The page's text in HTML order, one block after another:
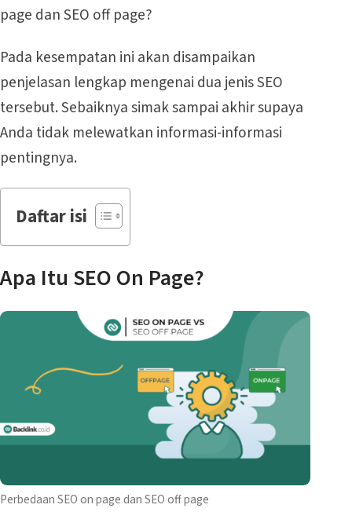
page dan SEO off page?
Pada kesempatan ini akan disampaikan
penjelasan lengkap mengenai dua jenis SEO
tersebut. Sebaiknya simak sampai akhir supaya
Anda tidak melewatkan informasi-informasi
pentingnya.
Daftar isi
Apa Itu SEO On Page?
Perbedaan SEO on page dan SEO off page